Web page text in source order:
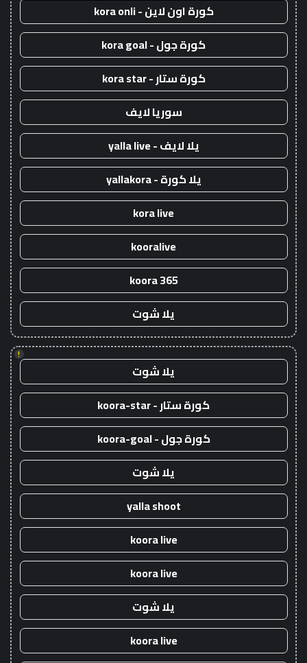
كورة اون لاين - kora onli
كورة جول - kora goal
كورة ستار - kora star
سوريا لايف
يلا لايف - yalla live
يلا كورة - yallakora
kora live
kooralive
koora 365
يلا شوت
!
يلا شوت
كورة ستار - koora-star
كورة جول - koora-goal
يلا شوت
yalla shoot
koora live
koora live
يلا شوت
koora live